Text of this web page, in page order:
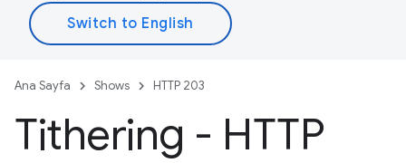
Ana Sayfa Shows HTTP 203
Tithering - HTTP